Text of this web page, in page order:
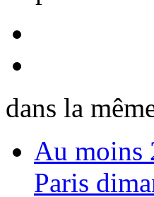
dans la
Au moins
Paris